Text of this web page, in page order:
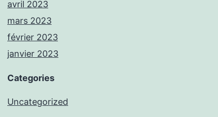
avril 2023
mars 2023
février 2023
janvier 2023
Categories
Uncategorized